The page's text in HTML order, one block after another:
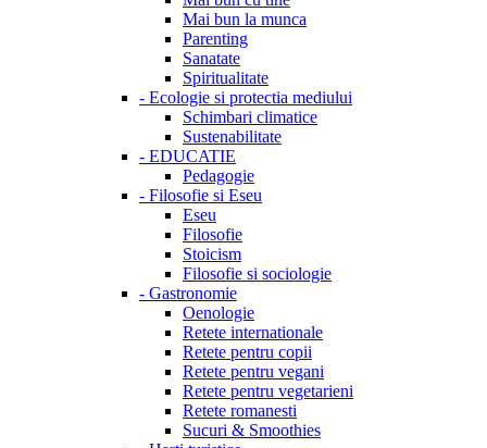
Mai bun la munca
Parenting
Sanatate
Spiritualitate
- Ecologie si protectia mediului
Schimbari climatice
Sustenabilitate
- EDUCATIE
Pedagogie
- Filosofie si Eseu
Eseu
Filosofie
Stoicism
Filosofie si sociologie
- Gastronomie
Oenologie
Retete internationale
Retete pentru copii
Retete pentru vegani
Retete pentru vegetarieni
Retete romanesti
Sucuri & Smoothies